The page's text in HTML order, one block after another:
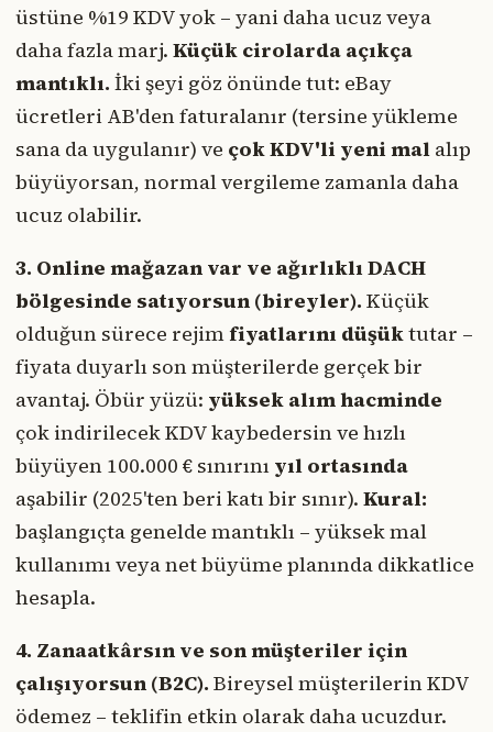
üstüne %19 KDV yok – yani daha ucuz veya
daha fazla marj. Küçük cirolarda açıkça
mantıklı. İki şeyi göz önünde tut: eBay
ücretleri AB'den faturalanır (tersine yükleme
sana da uygulanır) ve çok KDV'li yeni mal alıp
büyüyorsan, normal vergileme zamanla daha
ucuz olabilir.
3. Online mağazan var ve ağırlıklı DACH
bölgesinde satıyorsun (bireyler). Küçük
olduğun sürece rejimfiyatlarını düşüktutar –
fiyata duyarlı son müşterilerde gerçek bir
avantaj. Öbür yüzü: yüksek alım hacminde
çok indirilecek KDV kaybedersin ve hızlı
büyüyen 100.000 € sınırını yıl ortasında
aşabilir (2025'ten beri katı bir sınır). Kural:
başlangıçta genelde mantıklı – yüksek mal
kullanımı veya net büyüme planında dikkatlice
hesapla.
4. Zanaatkârsın ve son müşteriler için
çalışıyorsun (B2C). Bireysel müşterilerin KDV
ödemez – teklifin etkin olarak daha ucuzdur.